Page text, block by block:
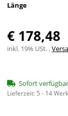
Länge
€ 178,48
inkl. 19% USt. ,
Sofort verfügbar
Lieferzeit: 5 - 14